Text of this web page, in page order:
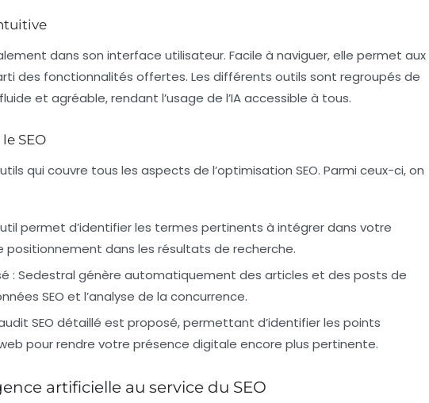
dans son interface utilisateur. Facile à naviguer, elle permet aux
des fonctionnalités offertes. Les différents outils sont regroupés de
et agréable, rendant l’usage de l’IA accessible à tous.
SEO
qui couvre tous les aspects de l’optimisation SEO. Parmi ceux-ci, on
permet d’identifier les termes pertinents à intégrer dans votre
dans les résultats de recherche.
: Sedestral génère automatiquement des articles et des posts de
SEO et l’analyse de la concurrence.
SEO détaillé est proposé, permettant d’identifier les points
pour rendre votre présence digitale encore plus pertinente.
artificielle au service du SEO